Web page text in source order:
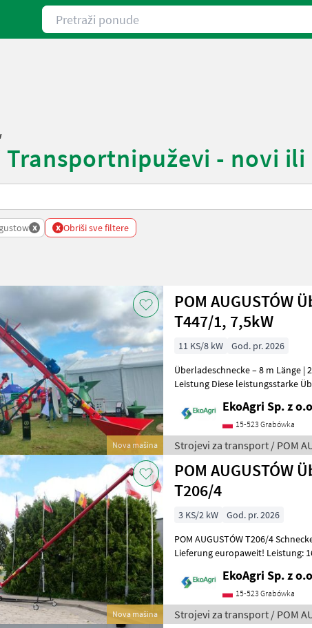
Pretraži ponude
Transportnipuževi - novi
x x Obriši sve filtere
Nova mašina
POM AUGUSTÓW
T447/1, 7,5kW
11 KS/8 kW
God. pr. 2026
Überladeschnecke – 8 m Länge |
Leistung Diese leistungsstarke Überladeschnecke eignet sich ideal für
EkoAgri Sp. z
15-523 Grabówka
Strojevi za transport / POM
Nova mašina
POM AUGUSTÓW
T206/4
3 KS/2 kW
God. pr. 2026
POM AUGUSTÓW T206/4
Lieferung europaweit! Leistung: 16–20 t/h Basislänge: 4 m Maximale
EkoAgri Sp. z
15-523 Grabówka
Strojevi za transport / POM